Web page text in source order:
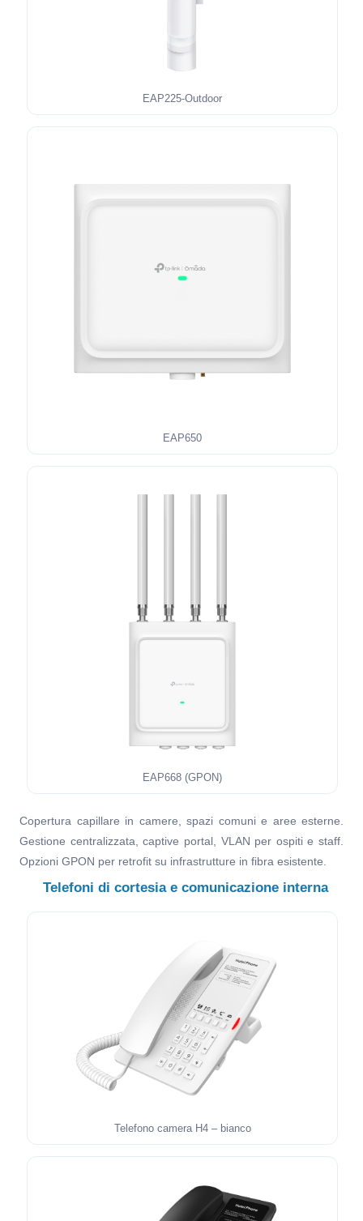
EAP225-Outdoor
EAP650
EAP668 (GPON)
Copertura capillare in camere, spazi comuni e aree esterne.
Gestione centralizzata, captive portal, VLAN per ospiti e staff.
Opzioni GPON per retrofit su infrastrutture in fibra esistente.
Telefoni di cortesia e comunicazione interna
Telefono camera H4 – bianco